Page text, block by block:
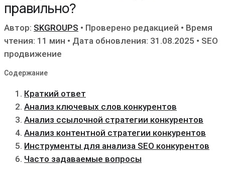
правильно?
Автор: SKGROUPS • Проверено редакцией • Время
чтения: 11 мин • Дата обновления: 31.08.2025 • SEO
продвижение
Содержание
Краткий ответ
Анализ ключевых слов конкурентов
Анализ ссылочной стратегии конкурентов
Анализ контентной стратегии конкурентов
Инструменты для анализа SEO конкурентов
Часто задаваемые вопросы